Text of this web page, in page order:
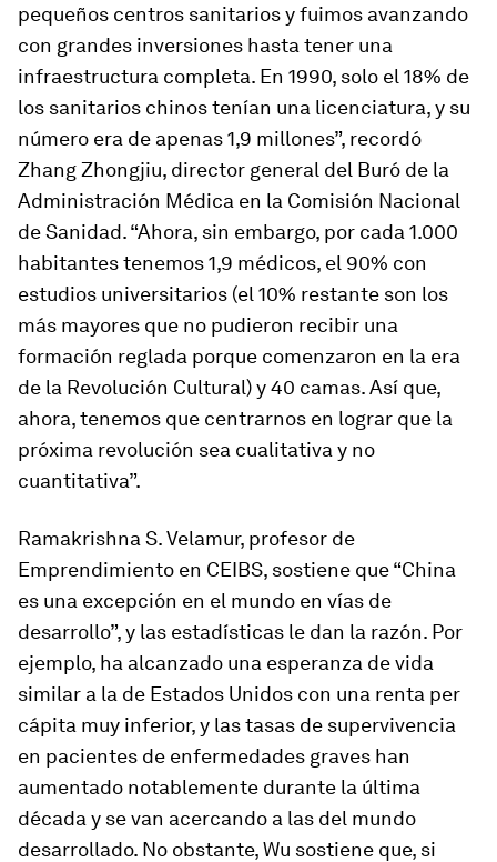
pequeños centros sanitarios y fuimos avanzando
con grandes inversiones hasta tener una
infraestructura completa. En 1990, solo el 18% de
los sanitarios chinos tenían una licenciatura, y su
número era de apenas 1,9 millones”, recordó
Zhang Zhongjiu, director general del Buró de la
Administración Médica en la Comisión Nacional
de Sanidad. “Ahora, sin embargo, por cada 1.000
habitantes tenemos 1,9 médicos, el 90% con
estudios universitarios (el 10% restante son los
más mayores que no pudieron recibir una
formación reglada porque comenzaron en la era
de la Revolución Cultural) y 40 camas. Así que,
ahora, tenemos que centrarnos en lograr que la
próxima revolución sea cualitativa y no
cuantitativa”.
Ramakrishna S. Velamur, profesor de
Emprendimiento en CEIBS, sostiene que “China
es una excepción en el mundo en vías de
desarrollo”, y las estadísticas le dan la razón. Por
ejemplo, ha alcanzado una esperanza de vida
similar a la de Estados Unidos con una renta per
cápita muy inferior, y las tasas de supervivencia
en pacientes de enfermedades graves han
aumentado notablemente durante la última
década y se van acercando a las del mundo
desarrollado. No obstante, Wu sostiene que, si